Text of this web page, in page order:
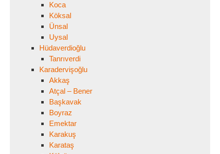
Koca
Köksal
Ünsal
Uysal
Hüdaverdioğlu
Tanrıverdi
Karadervişoğlu
Akkaş
Atçal – Bener
Başkavak
Boyraz
Emektar
Karakuş
Karataş